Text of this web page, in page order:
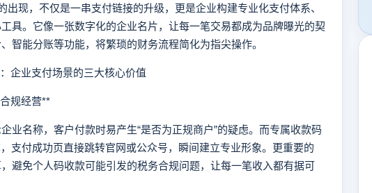
出现，不仅是一串支付链接的升级，更是企业构建专业化支付体系、
具。它像一张数字化的企业名片，让每一笔交易都成为品牌曝光的契
智能分账等功能，将繁琐的财务流程简化为指尖操作。
业支付场景的三大核心价值
规经营**
名称，客户付款时易产生“是否为正规商户”的疑虑。而专属收款码
支付成功页直接跳转官网或公众号，瞬间建立专业形象。更重要的
避免个人码收款可能引发的税务合规问题，让每一笔收入都有据可